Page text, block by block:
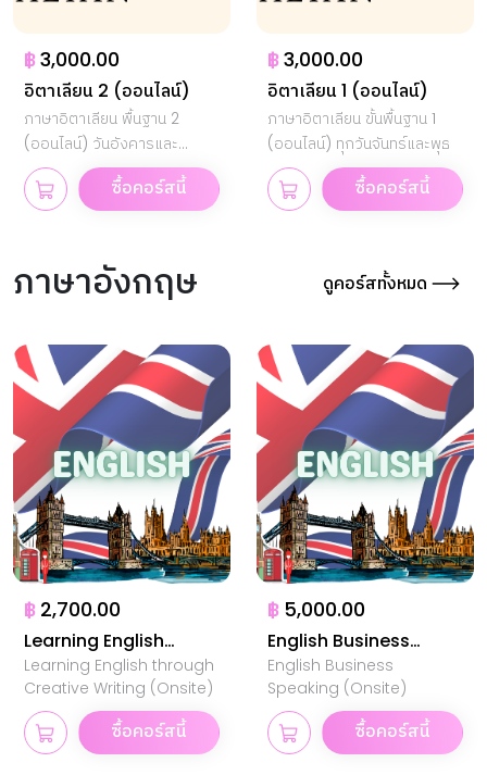
฿3,000.00
อิตาเลียน 2 (ออนไลน์)
ภาษาอิตาเลียน พื้นฐาน 2
(ออนไลน์) วันอังคารและ
พฤหัสบดี
ซื้อคอร์สนี้
฿3,000.00
อิตาเลียน 1 (ออนไลน์)
ภาษาอิตาเลียน ขั้นพื้นฐาน 1
(ออนไลน์) ทุกวันจันทร์และพุธ
ซื้อคอร์สนี้
ภาษาอังกฤษ ดูคอร์สทั้งหมด
฿ 2,700.00
Learning English
through Creative
Writing
Learning English through
Creative Writing (Onsite)
ซื้อคอร์สนี้
฿ 5,000.00
English Business
Speaking
English Business
Speaking (Onsite)
ซื้อคอร์สนี้